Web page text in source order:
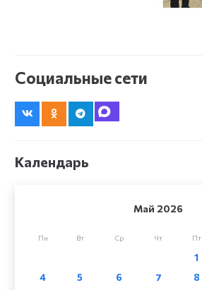
Социальные сети
Календарь
Май 2026
Пн Вт Ср Чт Пт
1
4
5 6 7 8